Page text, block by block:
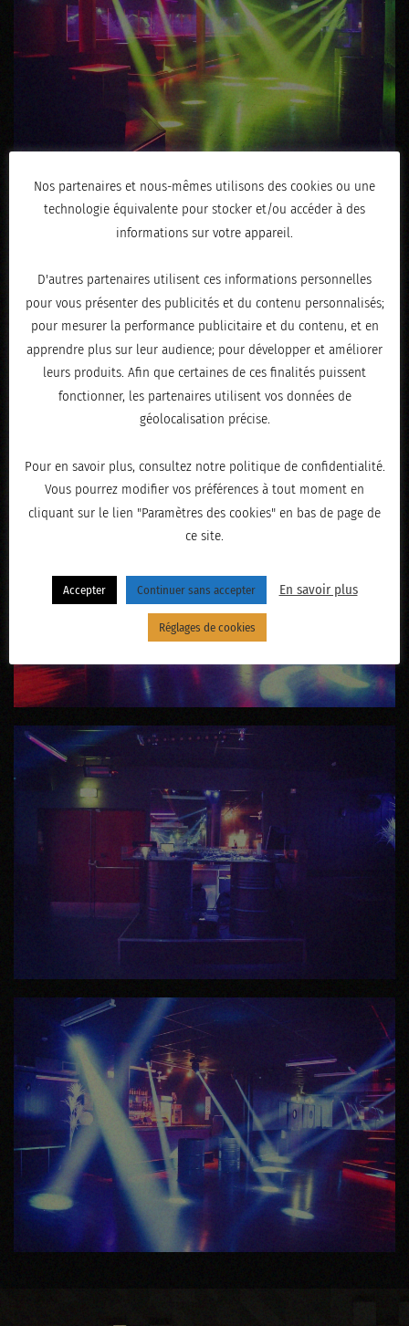
Nos partenaires et nous-mêmes utilisons des cookies ou une
technologie équivalente pour stocker et/ou accéder à des
informations sur votre appareil.
D'autres partenaires utilisent ces informations personnelles
pour vous présenter des publicités et du contenu personnalisés;
pour mesurer la performance publicitaire et du contenu, et en
apprendre plus sur leur audience; pour développer et améliorer
leurs produits. Afin que certaines de ces finalités puissent
fonctionner, les partenaires utilisent vos données de
géolocalisation précise.
Pour en savoir plus, consultez notre politique de confidentialité.
Vous pourrez modifier vos préférences à tout moment en
cliquant sur le lien "Paramètres des cookies" en bas de page de
ce site.
Accepter Continuer sans accepter En savoir plus
Réglages de cookies